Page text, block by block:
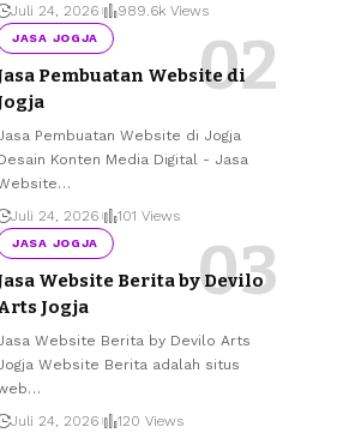
Juli 24, 2026
989.6k Views
JASA JOGJA
Pembuatan Website di
Pembuatan Website di Jogja
Konten Media Digital - Jasa
…
Juli 24, 2026
101 Views
JASA JOGJA
Website Berita by Devilo
Jogja
Website Berita by Devilo Arts
Website Berita adalah situs
…
Juli 24, 2026
120 Views